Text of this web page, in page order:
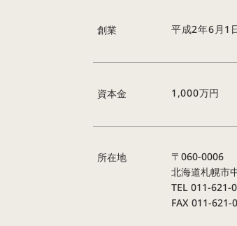
創業 平成2年6月1
資本金 1,000万円
所在地
〒060-0006
北海道札幌市
TEL 011-621-
FAX 011-621-